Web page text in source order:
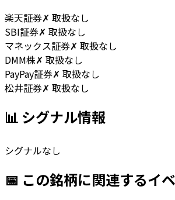
楽天証券✗ 取扱なし
SBI証券✗ 取扱なし
マネックス証券✗ 取扱なし
DMM株✗ 取扱なし
PayPay証券✗ 取扱なし
松井証券✗ 取扱なし
📊 シグナル情報
シグナルなし
📅 この銘柄に関連するイ